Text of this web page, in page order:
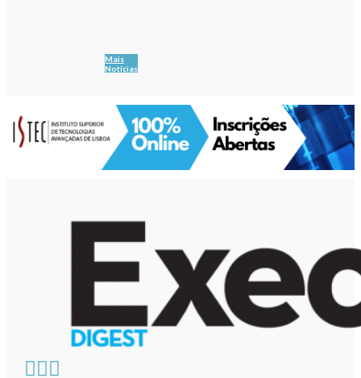
Mais
Notícias